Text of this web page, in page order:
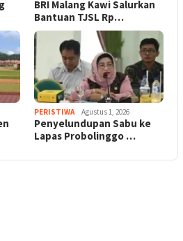
BRI Malang Kawi Salurkan
Bantuan TJSL Rp…
PERISTIWA Agustus 1, 2026
Penyelundupan Sabu ke
Lapas Probolinggo …